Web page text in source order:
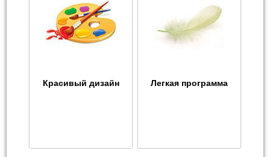
Красивый дизайн Легкая программа